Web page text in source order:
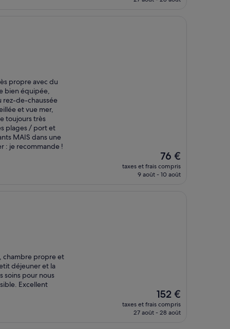
propre avec du
bien équipée,
rez-de-chaussée
et vue mer,
toujours très
plages / port et
MAIS dans une
: je recommande !
Le
nouveau
prix
76 €
taxes et frais compris
9 août - 10 août
chambre propre et
déjeuner et la
soins pour nous
Excellent
Le
nouveau
prix
152 €
taxes et frais compris
27 août - 28 août